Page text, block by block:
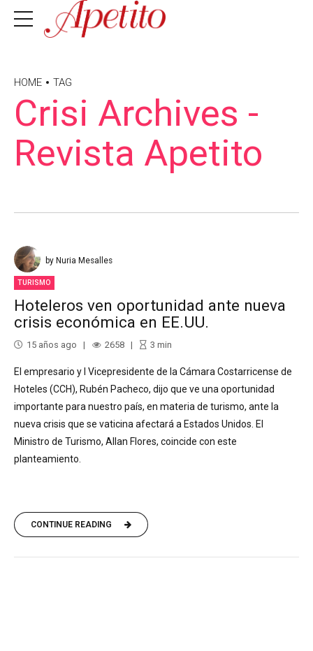
HOME TAG
Crisi Archives -
Revista Apetito
by Nuria Mesalles
TURISMO
Hoteleros ven oportunidad ante nueva
crisis económica en EE.UU.
15 años ago 2658 3 min
El empresario y I Vicepresidente de la Cámara Costarricense de
Hoteles (CCH), Rubén Pacheco, dijo que ve una oportunidad
importante para nuestro país, en materia de turismo, ante la
nueva crisis que se vaticina afectará a Estados Unidos. El
Ministro de Turismo, Allan Flores, coincide con este
planteamiento.
CONTINUE READING